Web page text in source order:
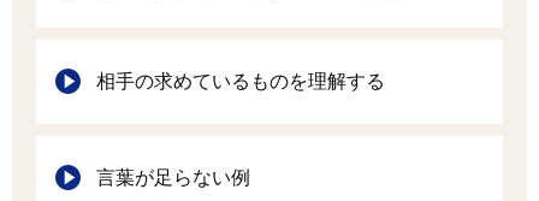
相手の求めているものを理解する
言葉が足らない例